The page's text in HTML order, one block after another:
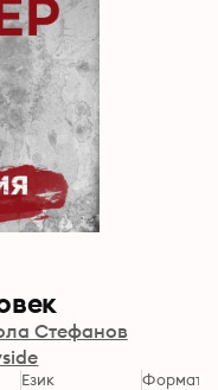
Стефанов
Език Формат